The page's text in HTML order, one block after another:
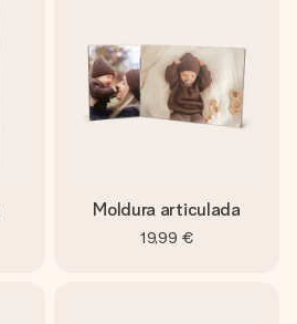
Moldura articulada
19,99 €